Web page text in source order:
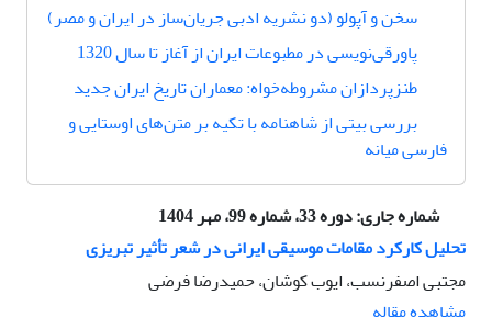
سخن و آپولو (دو نشریه ادبی جریان‌ساز در ایران و مصر)
پاور‌قی‌نویسی در مطبوعات ایران از آغاز تا سال 1320
طنزپردازان مشروطه‌خواه: معماران تاریخ ایران جدید
بررسی بیتی از شاهنامه با تکیه بر متن‌های اوستایی و
فارسی میانه
شماره جاری:دوره 33، شماره 99، مهر 1404
تحلیل کارکرد مقامات موسیقی ایرانی در شعر تأثیر تبریزی
مجتبی اصفرنسب، ایوب کوشان، حمیدرضا فرضی
مشاهده مقاله